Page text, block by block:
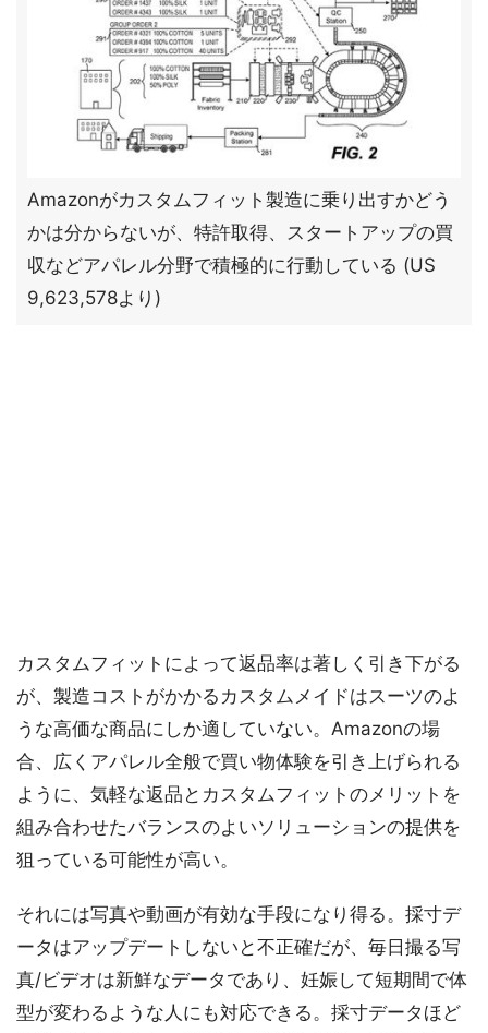
Amazonがカスタムフィット製造に乗り出すかどう
かは分からないが、特許取得、スタートアップの買
収などアパレル分野で積極的に行動している (US
9,623,578より)
カスタムフィットによって返品率は著しく引き下がる
が、製造コストがかかるカスタムメイドはスーツのよ
うな高価な商品にしか適していない。Amazonの場
合、広くアパレル全般で買い物体験を引き上げられる
ように、気軽な返品とカスタムフィットのメリットを
組み合わせたバランスのよいソリューションの提供を
狙っている可能性が高い。
それには写真や動画が有効な手段になり得る。採寸デ
ータはアップデートしないと不正確だが、毎日撮る写
真/ビデオは新鮮なデータであり、妊娠して短期間で体
型が変わるような人にも対応できる。採寸データほど